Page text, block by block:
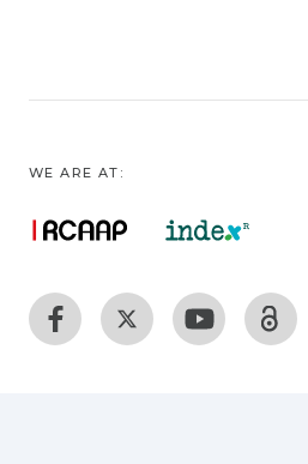
WE ARE AT: